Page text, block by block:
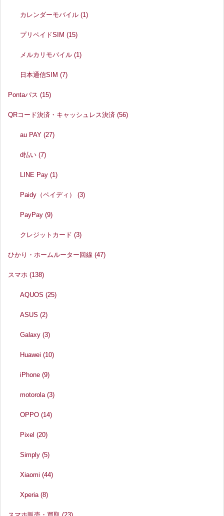
カレンダーモバイル(1)
プリペイドSIM(15)
メルカリモバイル(1)
日本通信SIM(7)
Pontaパス (15)
QRコード決済・キャッシュレス決済 (56)
au PAY(27)
d払い(7)
LINE Pay(1)
Paidy（ペイディ）(3)
PayPay(9)
クレジットカード(3)
ひかり・ホームルーター回線 (47)
スマホ (138)
AQUOS(25)
ASUS(2)
Galaxy(3)
Huawei(10)
iPhone(9)
motorola(3)
OPPO(14)
Pixel(20)
Simply(5)
Xiaomi(44)
Xperia(8)